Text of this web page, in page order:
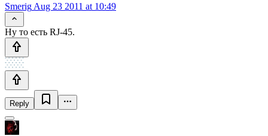
Smerig Aug 23 2011 at 10:49
Ну то есть RJ-45.
Reply